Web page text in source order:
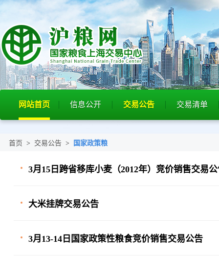
网站首页 信息公开 交易公告 交易清单
首页 > 交易公告 > 国家政策粮
3月15日跨省移库小麦（2012年）竞价销售交易
大米挂牌交易公告
3月13-14日国家政策性粮食竞价销售交易公告